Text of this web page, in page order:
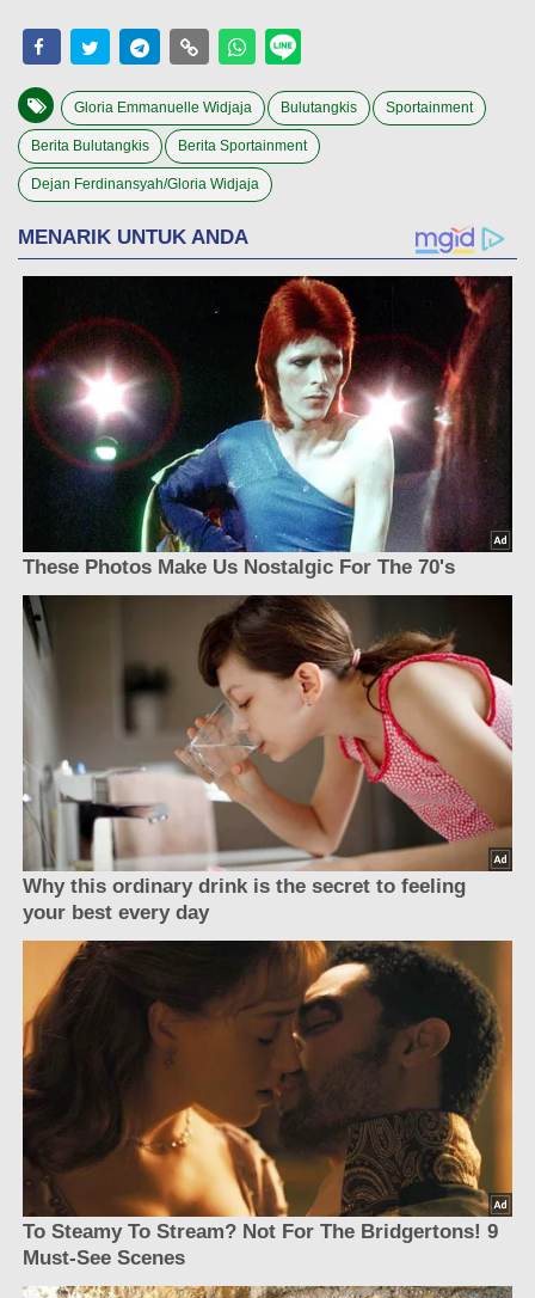
Gloria Emmanuelle Widjaja Bulutangkis Sportainment
Berita Bulutangkis Berita Sportainment
Dejan Ferdinansyah/Gloria Widjaja